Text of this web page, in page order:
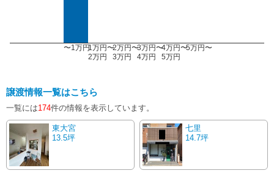
〜1万円1万円〜
2万円
2万円〜
3万円
3万円〜
4万円
4万円〜
5万円
5万円〜
譲渡情報一覧はこちら
一覧には174件の情報を表示しています。
東大宮
13.5坪
七里
14.7坪